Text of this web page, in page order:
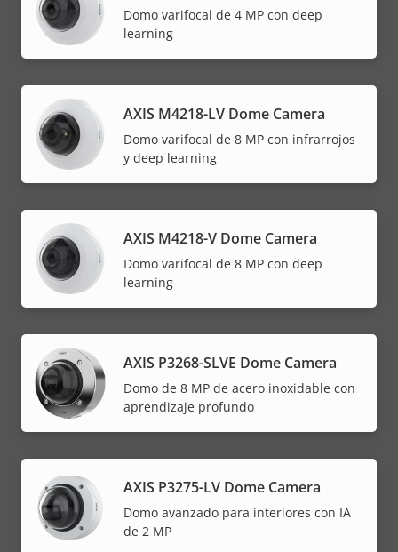
Domo varifocal de 4 MP con deep
learning
AXIS M4218-LV Dome Camera
Domo varifocal de 8 MP con infrarrojos
y deep learning
AXIS M4218-V Dome Camera
Domo varifocal de 8 MP con deep
learning
AXIS P3268-SLVE Dome Camera
Domo de 8 MP de acero inoxidable con
aprendizaje profundo
AXIS P3275-LV Dome Camera
Domo avanzado para interiores con IA
de 2 MP